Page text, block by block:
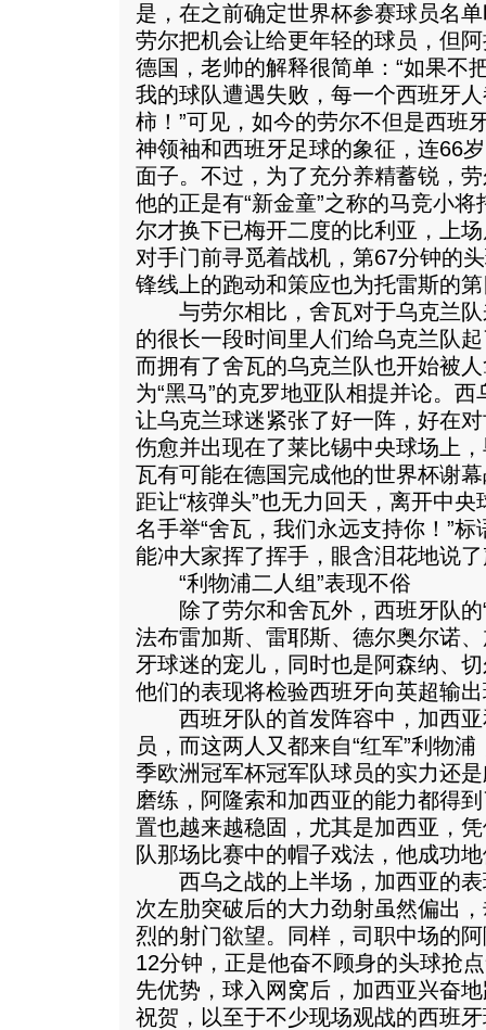
是，在之前确定世界杯参赛球员名
劳尔把机会让给更年轻的球员，但
德国，老帅的解释很简单：“如果不
我的球队遭遇失败，每一个西班牙
柿！”可见，如今的劳尔不但是西班
神领袖和西班牙足球的象征，连66
面子。不过，为了充分养精蓄锐，
他的正是有“新金童”之称的马竞小
尔才换下已梅开二度的比利亚，上
对手门前寻觅着战机，第67分钟的
锋线上的跑动和策应也为托雷斯的
与劳尔相比，舍瓦对于乌克兰队
的很长一段时间里人们给乌克兰
而拥有了舍瓦的乌克兰队也开始被
为“黑马”的克罗地亚队相提并论。
让乌克兰球迷紧张了好一阵，好在
伤愈并出现在了莱比锡中央球场上
瓦有可能在德国完成他的世界杯谢
距让“核弹头”也无力回天，离开中
名手举“舍瓦，我们永远支持你！”
能冲大家挥了挥手，眼含泪花地说了
“利物浦二人组”表现不俗
除了劳尔和舍瓦外，西班牙队的
法布雷加斯、雷耶斯、德尔奥尔诺
牙球迷的宠儿，同时也是阿森纳、
他们的表现将检验西班牙向英超输
西班牙队的首发阵容中，加西亚
员，而这两人又都来自“红军”利物
季欧洲冠军杯冠军队球员的实力还
磨练，阿隆索和加西亚的能力都得
置也越来越稳固，尤其是加西亚，
队那场比赛中的帽子戏法，他成功
西乌之战的上半场，加西亚的表
次左肋突破后的大力劲射虽然偏出
烈的射门欲望。同样，司职中场的
12分钟，正是他奋不顾身的头球抢
先优势，球入网窝后，加西亚兴奋
祝贺，以至于不少现场观战的西班